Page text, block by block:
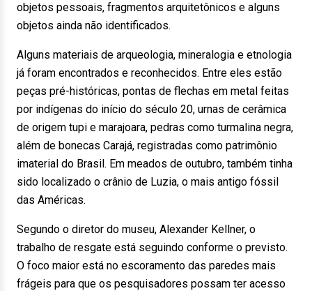
objetos pessoais, fragmentos arquitetônicos e alguns
objetos ainda não identificados.
Alguns materiais de arqueologia, mineralogia e etnologia
já foram encontrados e reconhecidos. Entre eles estão
peças pré-históricas, pontas de flechas em metal feitas
por indígenas do início do século 20, urnas de cerâmica
de origem tupi e marajoara, pedras como turmalina negra,
além de bonecas Carajá, registradas como patrimônio
imaterial do Brasil. Em meados de outubro, também tinha
sido localizado o crânio de Luzia, o mais antigo fóssil
das Américas.
Segundo o diretor do museu, Alexander Kellner, o
trabalho de resgate está seguindo conforme o previsto.
O foco maior está no escoramento das paredes mais
frágeis para que os pesquisadores possam ter acesso